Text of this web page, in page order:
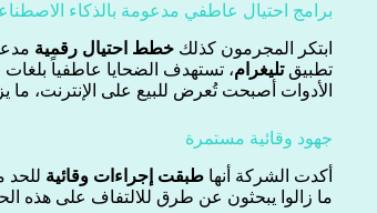
برامج احتيال عاطفي مدعومة بالذكاء
ابتكر المجرمون كذلك خطط احتيال رقمية
تطبيقتليغرام، تستهدف الضحايا عاطفياً بلغات
الأدوات أصبحت تُعرض للبيع على الإنترنت، ما
جهود وقائية مستمرة
أكدت الشركة أنها طبقت إجراءات وقائية للحد
ما زالوا يبحثون عن طرق للالتفاف على هذه